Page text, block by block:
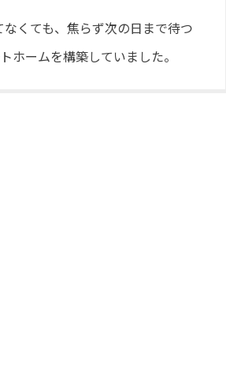
くても、焦らず次の日まで待つ
ホームを構築していました。